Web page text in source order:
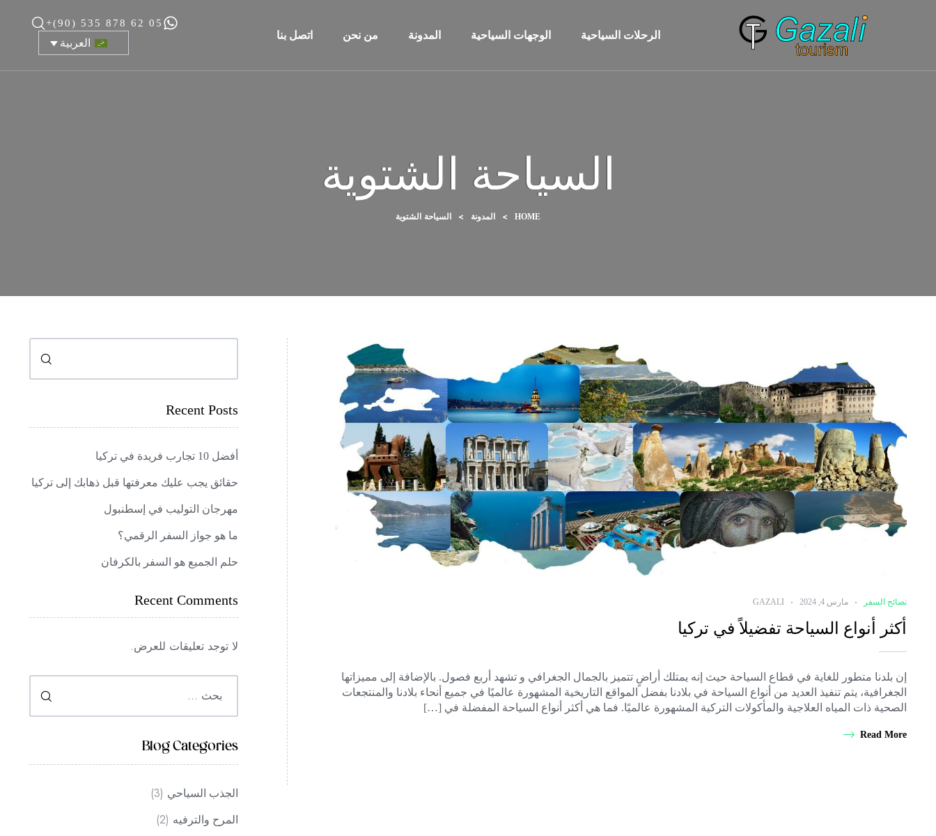
الرحلات السياحية الوجهات السياحية المدونة من نحن اتصل بنا
+(90) 535 878 62 05
العربية
السياحة الشتوية
HOME
> المدونة > السياحة الشتوية
نصائح السفر مارس 4, 2024 GAZALI
أكثر أنواع السياحة تفضيلاً في تركيا
إن بلدنا متطور للغاية في قطاع السياحة حيث إنه يمتلك أراضٍ تتميز بالجمال الجغرافي و تشهد أربع فصول. بالإضافة إلى مميزاتها
الجغرافية، يتم تنفيذ العديد من أنواع السياحة في بلادنا بفضل المواقع التاريخية المشهورة عالميًا في جميع أنحاء بلادنا والمنتجعات
الصحية ذات المياه العلاجية والمأكولات التركية المشهورة عالميًا. فما هي أكثر أنواع السياحة المفضلة في […]
Read More
البحث
Recent Posts
أفضل 10 تجارب فريدة في تركيا
حقائق يجب عليك معرفتها قبل ذهابك إلى تركيا
مهرجان التوليب في إسطنبول
ما هو جواز السفر الرقمي؟
حلم الجميع هو السفر بالكرفان
Recent Comments
لا توجد تعليقات للعرض.
Blog Categories
الجذب السياحي (3)
المرح والترفيه (2)